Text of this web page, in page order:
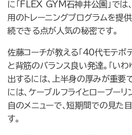
に「FLEX GYM石神井公園」では
用のトレーニングプログラムを提
続できる点が人気の秘密です。
佐藤コーチが教える「40代モテボ
と背筋のバランス良い発達。「い
出するには、上半身の厚みが重要
には、ケーブルフライとロープー
自のメニューで、短期間での見た
す。